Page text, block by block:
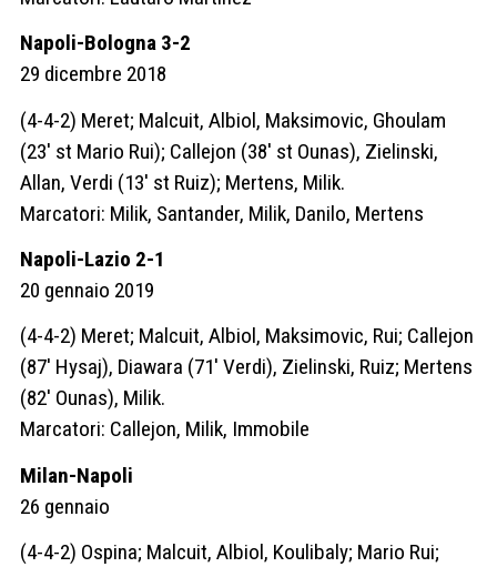
Napoli-Bologna 3-2
29 dicembre 2018
(4-4-2) Meret; Malcuit, Albiol, Maksimovic, Ghoulam
(23′ st Mario Rui); Callejon (38′ st Ounas), Zielinski,
Allan, Verdi (13′ st Ruiz); Mertens, Milik.
Marcatori: Milik, Santander, Milik, Danilo, Mertens
Napoli-Lazio 2-1
20 gennaio 2019
(4-4-2) Meret; Malcuit, Albiol, Maksimovic, Rui; Callejon
(87′ Hysaj), Diawara (71′ Verdi), Zielinski, Ruiz; Mertens
(82′ Ounas), Milik.
Marcatori: Callejon, Milik, Immobile
Milan-Napoli
26 gennaio
(4-4-2) Ospina; Malcuit, Albiol, Koulibaly; Mario Rui;